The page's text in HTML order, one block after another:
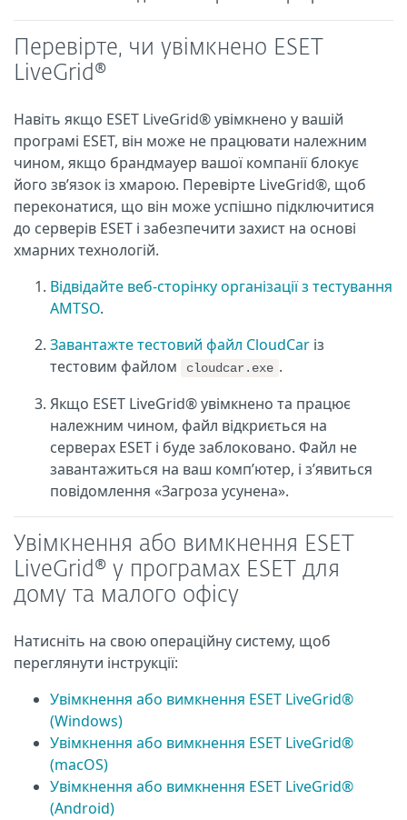
Перевірте, чи увімкнено ESET
LiveGrid®
Навіть якщо ESET LiveGrid® увімкнено у вашій
програмі ESET, він може не працювати належним
чином, якщо брандмауер вашої компанії блокує
його зв’язок із хмарою. Перевірте LiveGrid®, щоб
переконатися, що він може успішно підключитися
до серверів ESET і забезпечити захист на основі
хмарних технологій.
Відвідайте веб-сторінку організації з тестування
AMTSO.
Завантажте тестовий файл CloudCar із
тестовим файлом
cloudcar.exe .
Якщо ESET LiveGrid® увімкнено та працює
належним чином, файл відкриється на
серверах ESET і буде заблоковано. Файл не
завантажиться на ваш комп’ютер, і з’явиться
повідомлення «Загроза усунена».
Увімкнення або вимкнення ESET
LiveGrid® у програмах ESET для
дому та малого офісу
Натисніть на свою операційну систему, щоб
переглянути інструкції:
Увімкнення або вимкнення ESET LiveGrid®
(Windows)
Увімкнення або вимкнення ESET LiveGrid®
(macOS)
Увімкнення або вимкнення ESET LiveGrid®
(Android)